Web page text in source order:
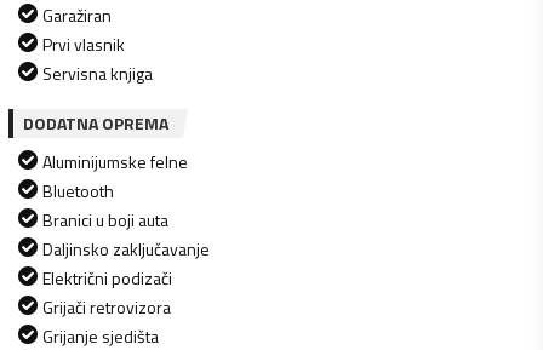
Garažiran
Prvi vlasnik
Servisna knjiga
DODATNA OPREMA
Aluminijumske felne
Bluetooth
Branici u boji auta
Daljinsko zaključavanje
Električni podizači
Grijači retrovizora
Grijanje sjedišta